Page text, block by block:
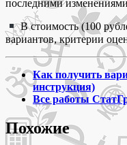
последними
В стоимость (100
вариантов, критерии
Как получить
инструкция)
Все работы
Похожие